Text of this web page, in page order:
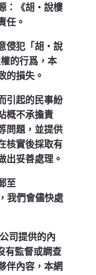
：《胡‧說樓
任。
侵犯「胡‧說
的行爲，本
的損失。
引起的民事紛
概不承擔責
問題，並提供
核實後採取有
出妥善處理。
至
我們會儘快處
司提供的內
有監督或調查
伴內容，本網